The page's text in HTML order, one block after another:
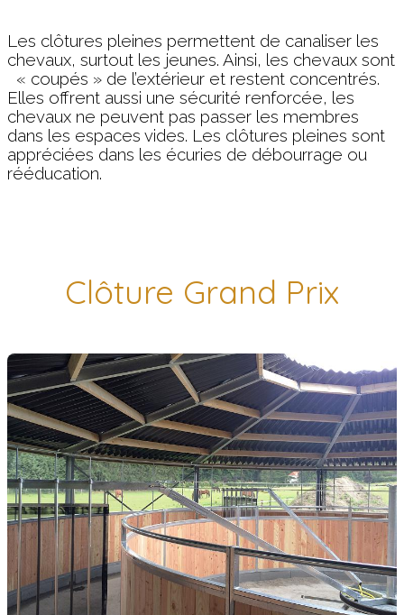
Les clôtures pleines permettent de canaliser les
chevaux, surtout les jeunes. Ainsi, les chevaux sont
« coupés » de l’extérieur et restent concentrés.
Elles offrent aussi une sécurité renforcée, les
chevaux ne peuvent pas passer les membres
dans les espaces vides. Les clôtures pleines sont
appréciées dans les écuries de débourrage ou
rééducation.
Clôture Grand Prix